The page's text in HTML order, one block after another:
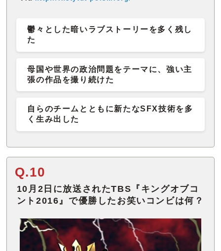
鬱々とした暗いラブストーリーを多く残し
た
母国や世界の政治問題をテーマに、強い主
張の作品を撮り続けた
自らのチームとともに新たなSFX技術を多
く生み出した
Q.10
10月2日に放送されたTBS『キングオブコ
ント2016』で優勝したお笑いコンビは何？